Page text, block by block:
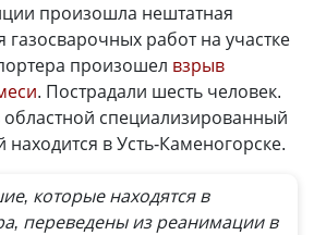
произошла нештатная
газосварочных работ на участке
произошел взрыв
. Пострадали шесть человек.
областной специализированный
в Усть-Каменогорске.
которые находятся в
переведены из реанимации в